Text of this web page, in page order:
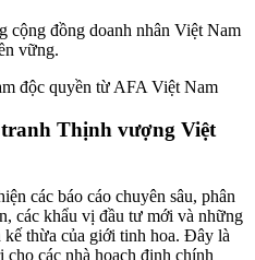
cộng đồng doanh nhân Việt Nam
vững.
Thịnh vượng Việt
các báo cáo chuyên sâu, phân
các khẩu vị đầu tư mới và những
thừa của giới tinh hoa. Đây là
các nhà hoạch định chính